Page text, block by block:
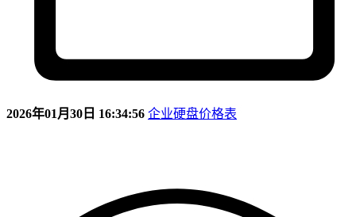
2026年01月30日 16:34:56 企业硬盘价格表